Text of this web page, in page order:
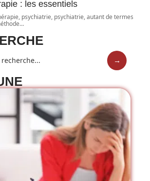
: les essentiels
psychiatrie, psychiatrie, autant de termes
…